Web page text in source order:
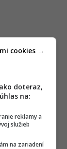
doteraz,
na:
reklamy a
služieb
na zariadení
cookies →